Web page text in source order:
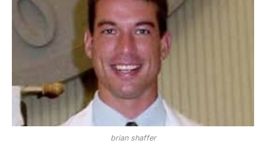
brian shaffer